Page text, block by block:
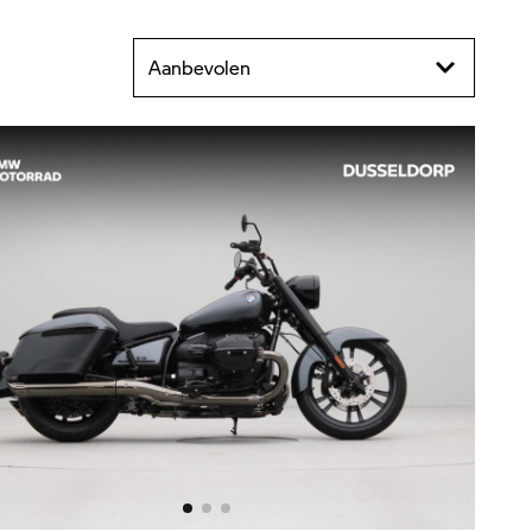
Aanbevolen